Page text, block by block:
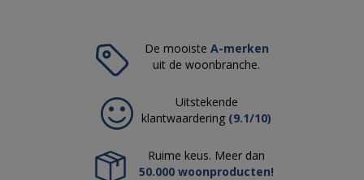
De mooiste A-merken
uit de woonbranche.
Uitstekende
klantwaardering (9.1/10)
Ruime keus. Meer dan
50.000 woonproducten!